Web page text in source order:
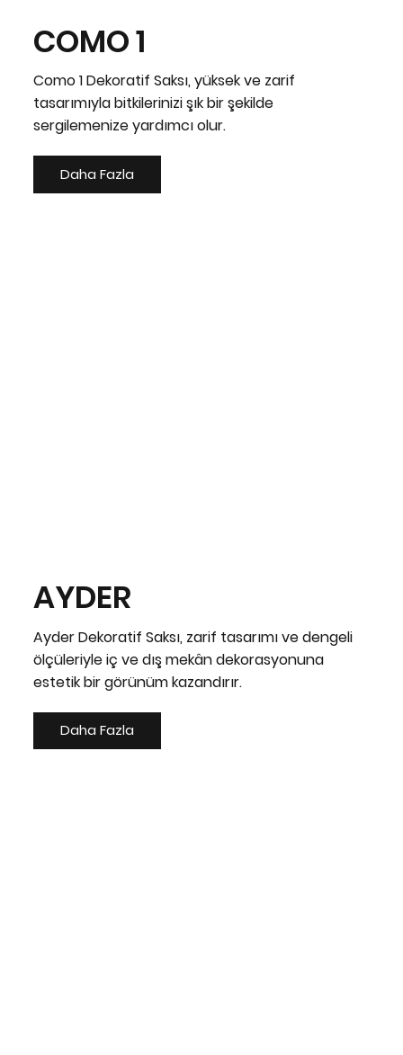
COMO 1
Como 1 Dekoratif Saksı, yüksek ve zarif
tasarımıyla bitkilerinizi şık bir şekilde
sergilemenize yardımcı olur.
Daha Fazla
AYDER
Ayder Dekoratif Saksı, zarif tasarımı ve dengeli
ölçüleriyle iç ve dış mekân dekorasyonuna
estetik bir görünüm kazandırır.
Daha Fazla